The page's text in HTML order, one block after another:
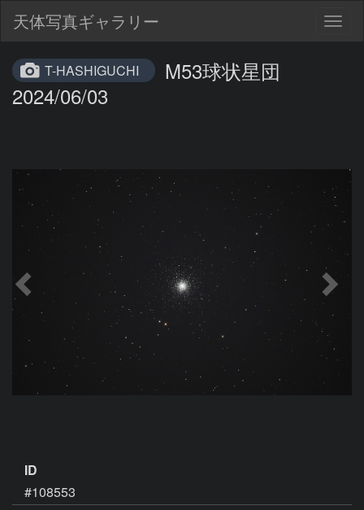
天体写真ギャラリー
T-HASHIGUCHI
M53球状星団
2024/06/03
ID
#108553